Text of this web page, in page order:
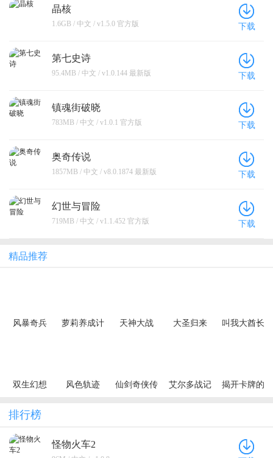
晶核
1.6GB / 中文 / v1.5.0 官方版 下载
第七史诗
95.4MB / 中文 / v1.0.144 最新版 下载
镇魂街破晓
783MB / 中文 / v1.0.1 官方版 下载
奥奇传说
1857MB / 中文 / v8.0.1874 最新版 下载
幻世与冒险
719MB / 中文 / v1.1.452 官方版 下载
精品推荐
风暴奇兵
萝莉养成计
天神大战
大圣归来
叫我大酋长
双生幻想
费版）
风色轨迹
仙剑奇侠传
艾尔多战记
揭开卡牌的
排行榜
怪物火车2